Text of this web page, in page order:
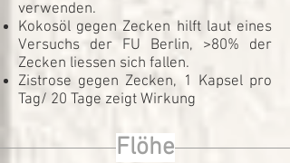
verwenden.
Kokosöl gegen Zecken hilft laut eines
Versuchs der FU Berlin, >80% der
Zecken liessen sich fallen.
Zistrose gegen Zecken, 1 Kapsel pro
Tag/ 20 Tage zeigt Wirkung
Flöhe